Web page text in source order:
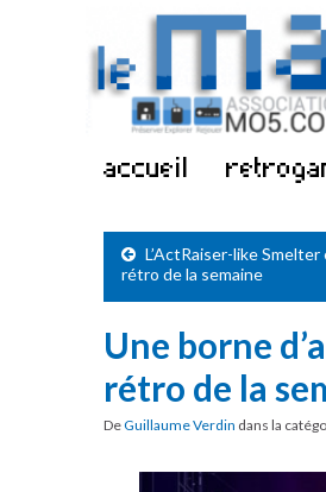
accueil
L’ActRaiser-like
rétro de la semaine
Une borne
rétro de la
DeGuillaume Verdin dans la